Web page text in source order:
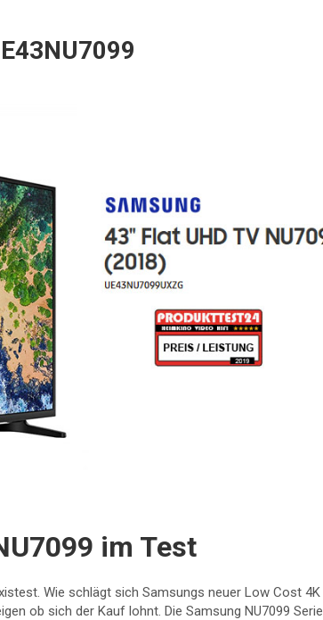
im Test
Wie schlägt sich Samsungs neuer Low Cost 4K
ob sich der Kauf lohnt. Die Samsung NU7099 Serie